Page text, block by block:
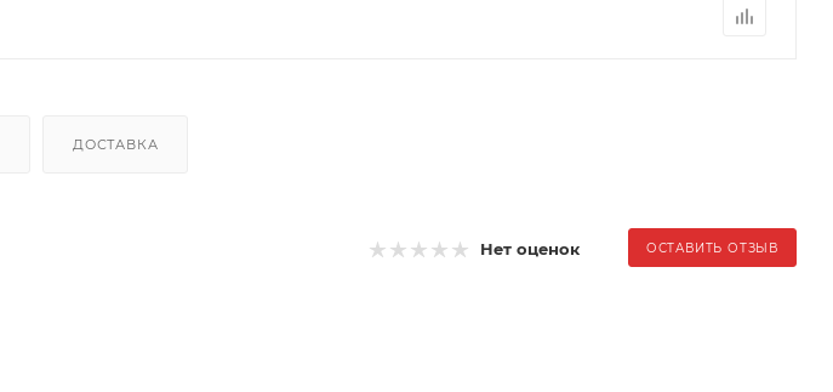
ДОСТАВКА
Нет оценок ОСТАВИТЬ ОТЗЫВ